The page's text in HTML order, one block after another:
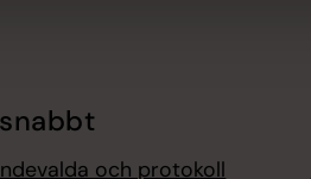
och protokoll